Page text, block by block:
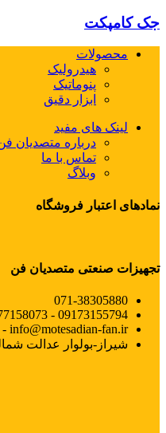
جک کامپکت
محصولات
هیدرولیک
پنوماتیک
ابزار دقیق
لینک های مفید
درباره متصدیان
تماس با ما
وبلاگ
نمادهای اعتبار فروشگاه
تجهیزات صنعتی متصدیان فن
071-38305880
09173155794 - 09177158073
info@motesadian-fan.ir
شیراز-بولوار عدالت